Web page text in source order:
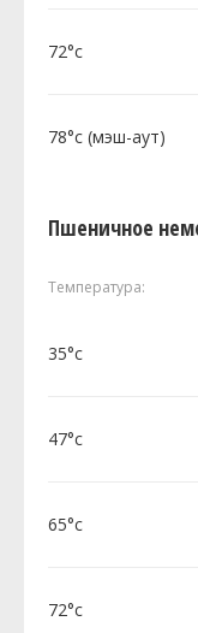
72°c
78°c (мэш-аут)
Пшеничное
Температура:
35°c
47°c
65°c
72°c